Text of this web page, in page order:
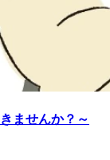
ませんか？～